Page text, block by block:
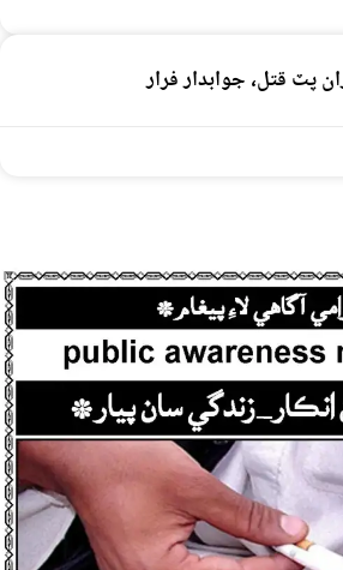
پٽ قتل، جوابدار فرار